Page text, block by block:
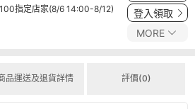
指定店家(8/6 14:00-8/12) 登入領取
MORE
品運送及退貨詳情 評價(0)